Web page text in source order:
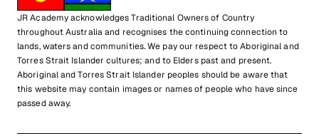
JR Academy acknowledges Traditional Owners of Country
throughout Australia and recognises the continuing connection to
lands, waters and communities. We pay our respect to Aboriginal and
Torres Strait Islander cultures; and to Elders past and present.
Aboriginal and Torres Strait Islander peoples should be aware that
this website may contain images or names of people who have since
passed away.